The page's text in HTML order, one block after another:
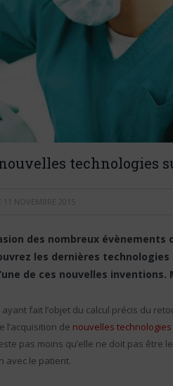
nouvelles technologies
11 NOVEMBRE 2015
des nombreux
les dernières
de ces nouvelles
fait l’objet du calcul précis du
l’acquisition de nouvelles technologies
pas moins qu’elle ne doit pas
avec le patient.